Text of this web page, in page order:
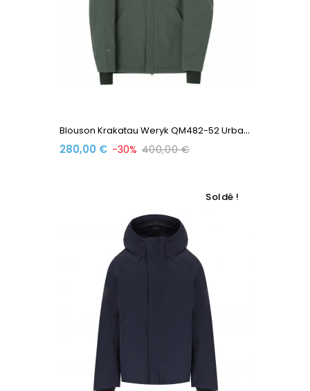
B
Louson Krakatau Weryk QM482-52 Urban Chic
280,00 € -30% 400,00 €
Soldé !